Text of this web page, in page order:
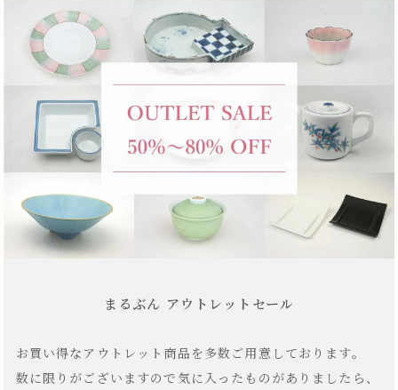
まるぶん アウトレットセール
お買い得なアウトレット商品を多数ご用意しております。
数に限りがございますので気に入ったものがありましたら、